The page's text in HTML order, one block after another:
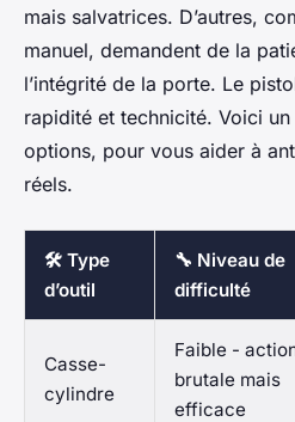
mais salvatrices. D’autres,
manuel, demandent de la
l’intégrité de la porte. Le
rapidité et technicité. Voici
options, pour vous aider à
réels.
🛠️ Type
d’outil
🔧 Niveau de
difficulté
Casse-
cylindre
Faible -
brutale mais
efficace